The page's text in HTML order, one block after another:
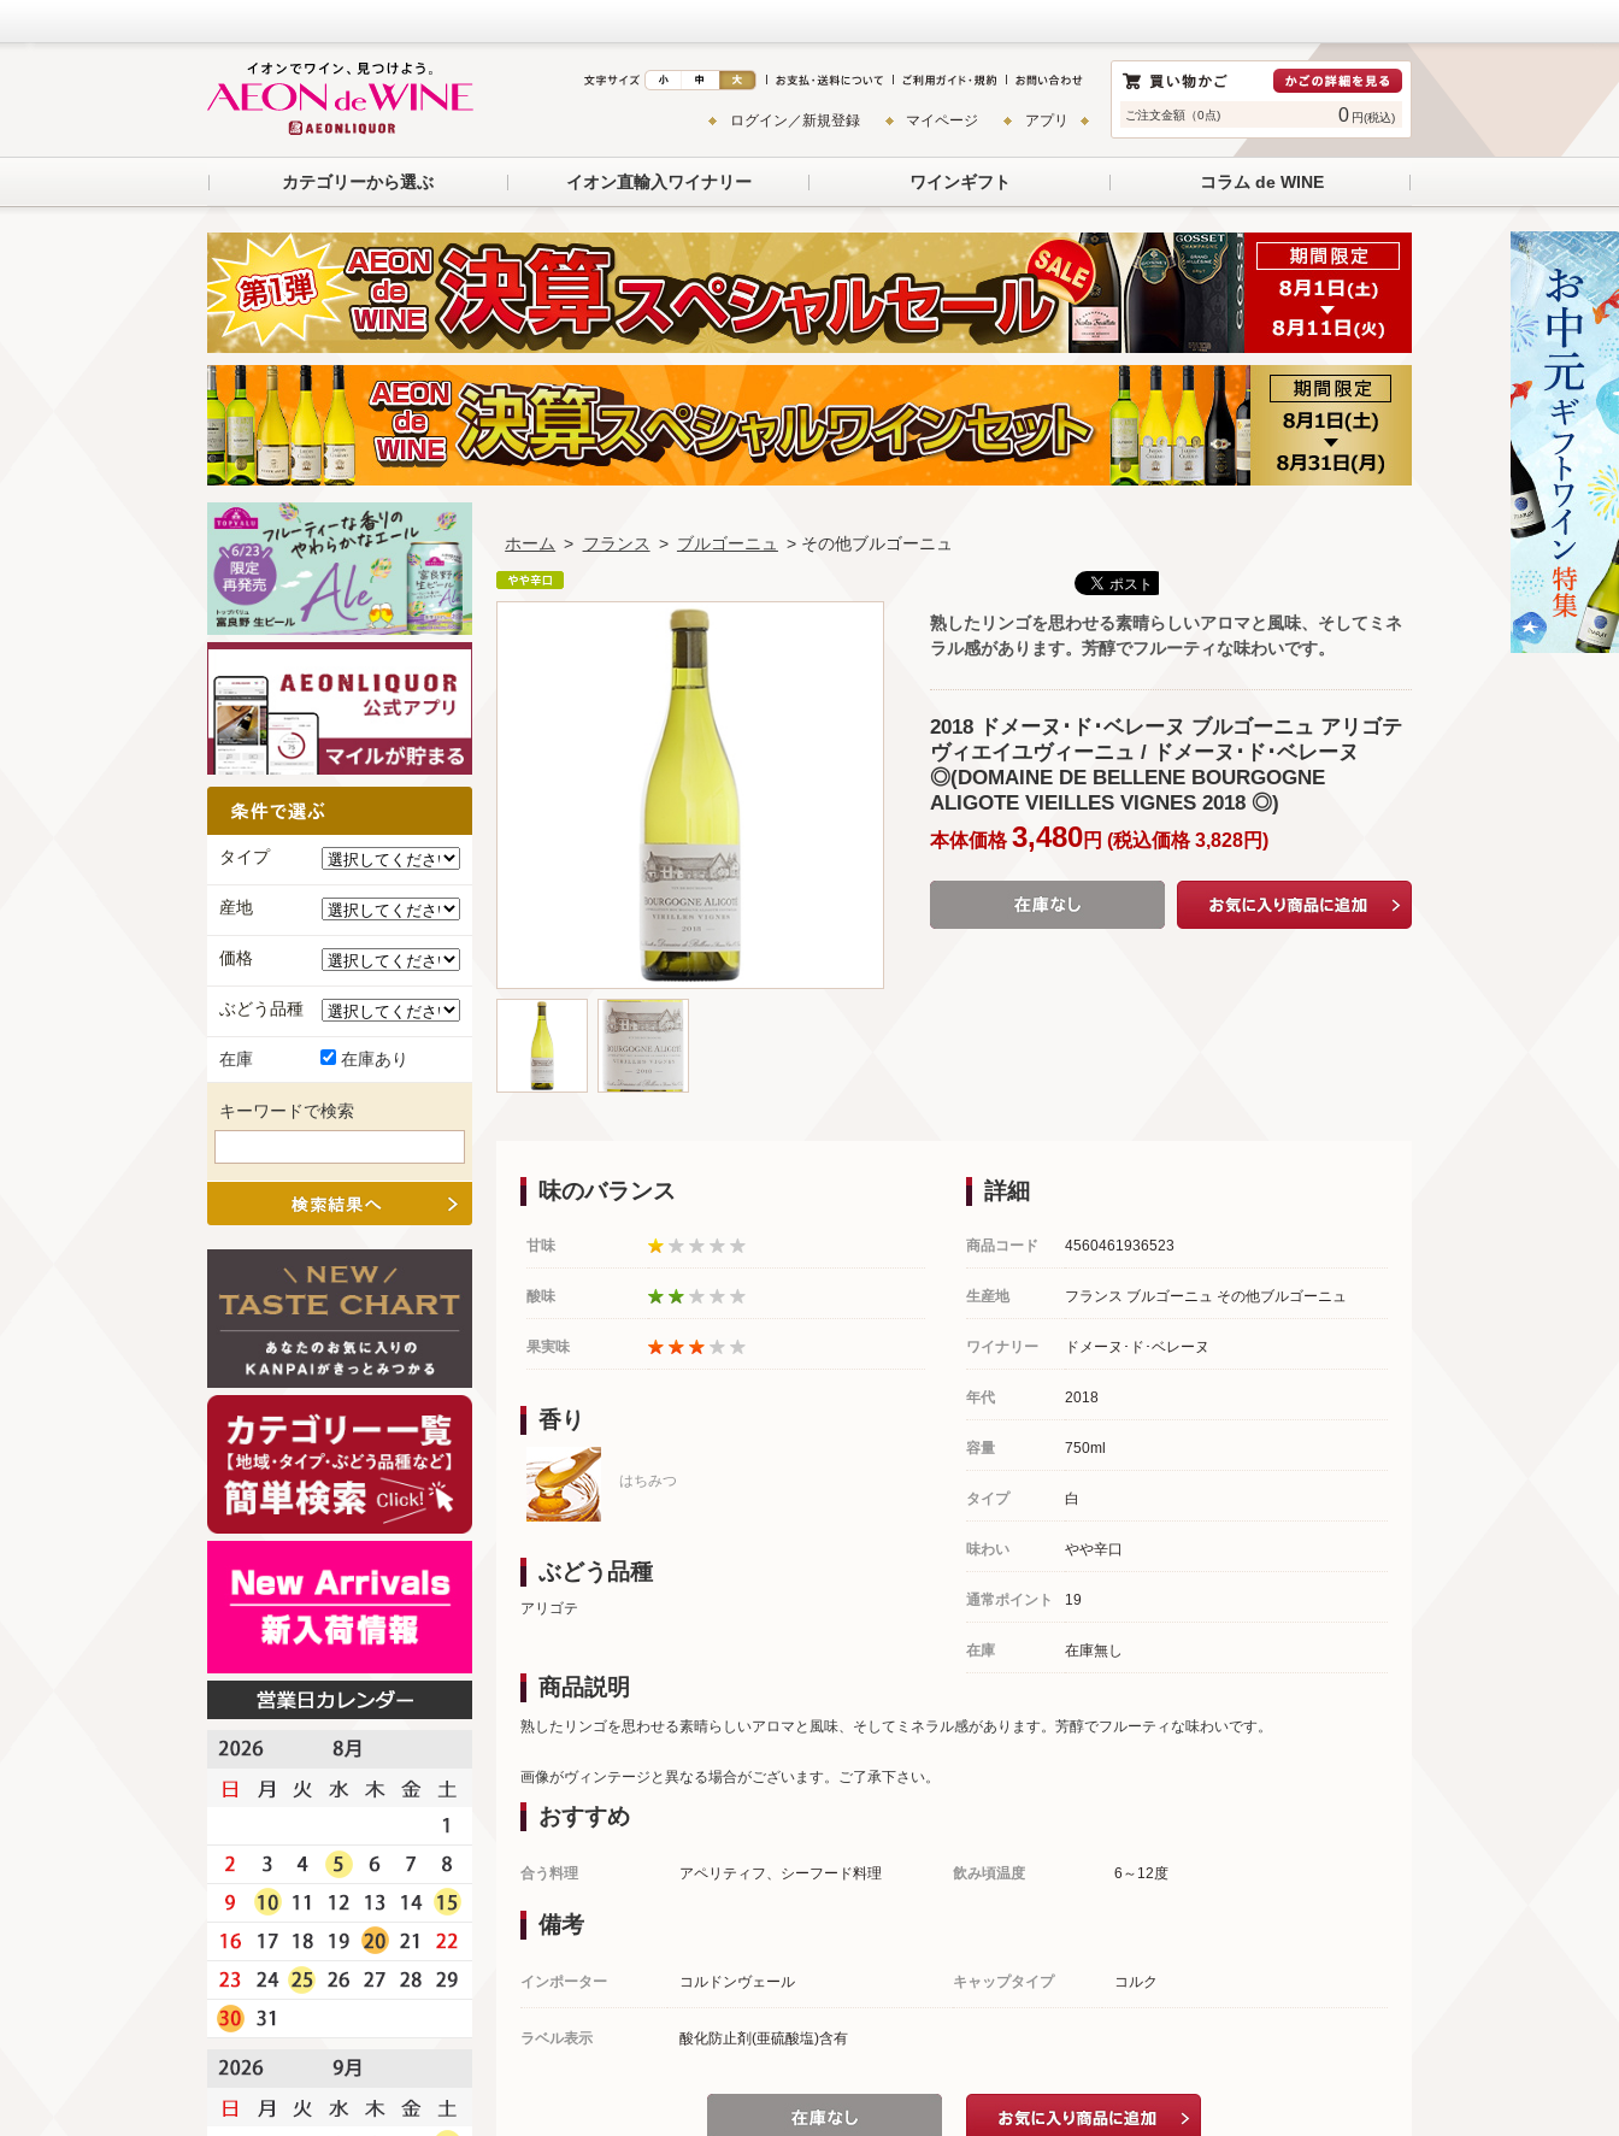
ご注文金額（0点) 0 円(税込)
ログイン／新規登録 マイページ アプリ
カテゴリーから選ぶ イオン直輸入ワイナリー ワインギフト コラム de WINE
ホーム > フランス > ブルゴーニュ > その他ブルゴーニュ
熟したリンゴを思わせる素晴らしいアロマと風味、そしてミネ
ラル感があります。芳醇でフルーティな味わいです。
2018 ドメーヌ･ド･ベレーヌ ブルゴーニュ アリゴテ
ヴィエイユヴィーニュ / ドメーヌ･ド･ベレーヌ
◎(DOMAINE DE BELLENE BOURGOGNE
ALIGOTE VIEILLES VIGNES 2018 ◎)
本体価格3,480円 (税込価格3,828円)
詳細
商品コード 4560461936523
生産地 フランス ブルゴーニュ その他ブルゴーニュ
ワイナリー ドメーヌ･ド･ベレーヌ
年代 2018
容量 750ml
タイプ 白
味わい やや辛口
通常ポイント 19
在庫 在庫無し
味のバランス
甘味
酸味
果実味
香り
はちみつ
ぶどう品種
アリゴテ
商品説明
熟したリンゴを思わせる素晴らしいアロマと風味、そしてミネラル感があります。芳醇でフルーティな味わいです。
画像がヴィンテージと異なる場合がございます。ご了承下さい。
おすすめ
合う料理 アペリティフ、シーフード料理 飲み頃温度 6～12度
備考
インポーター コルドンヴェール キャップタイプ コルク
ラベル表示 酸化防止剤(亜硫酸塩)含有
タイプ
産地
価格
ぶどう品種
在庫 在庫あり
キーワードで検索